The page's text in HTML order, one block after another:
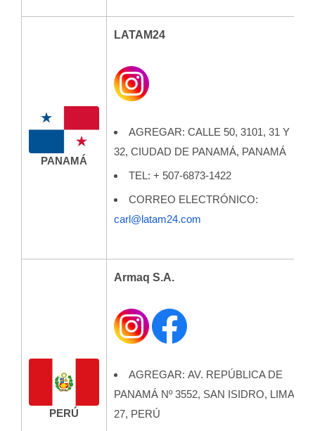
PANAMÁ
LATAM24
AGREGAR:CALLE 50, 3101, 31 Y
32, CIUDAD DE PANAMÁ, PANAMÁ
TEL: + 507-6873-1422
CORREO ELECTRÓNICO:
carl@latam24.com
PERÚ
Armaq S.A.
AGREGAR:AV. REPÚBLICA DE
PANAMÁ Nº 3552, SAN ISIDRO, LIMA
27, PERÚ